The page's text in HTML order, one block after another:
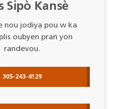
Sipò Kansè
nou jodiya pou w ka
oubyen pran yon
randevou.
305-243-4129